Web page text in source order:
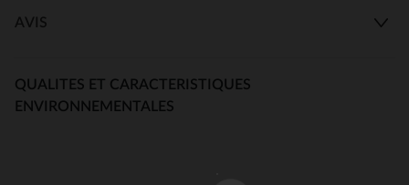
AVIS
QUALITES ET CARACTERISTIQUES
ENVIRONNEMENTALES